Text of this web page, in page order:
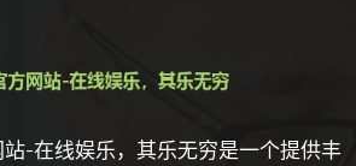
站-在线娱乐，其乐无穷是一个提供丰